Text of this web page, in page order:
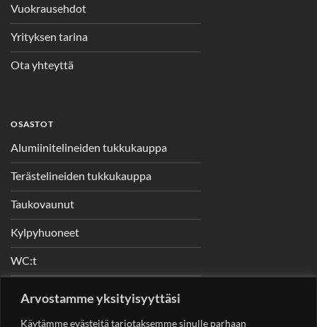
Arvostamme yksityisyyttäsi
Käytämme evästeitä tarjotaksemme sinulle parhaan
Vuokrausehdot
Yrityksen tarina
Ota yhteyttä
OSASTOT
Alumiinitelineiden tukkukauppa
Terästelineiden tukkukauppa
Taukovaunut
Kylpyhuoneet
WC:t
Nostimet